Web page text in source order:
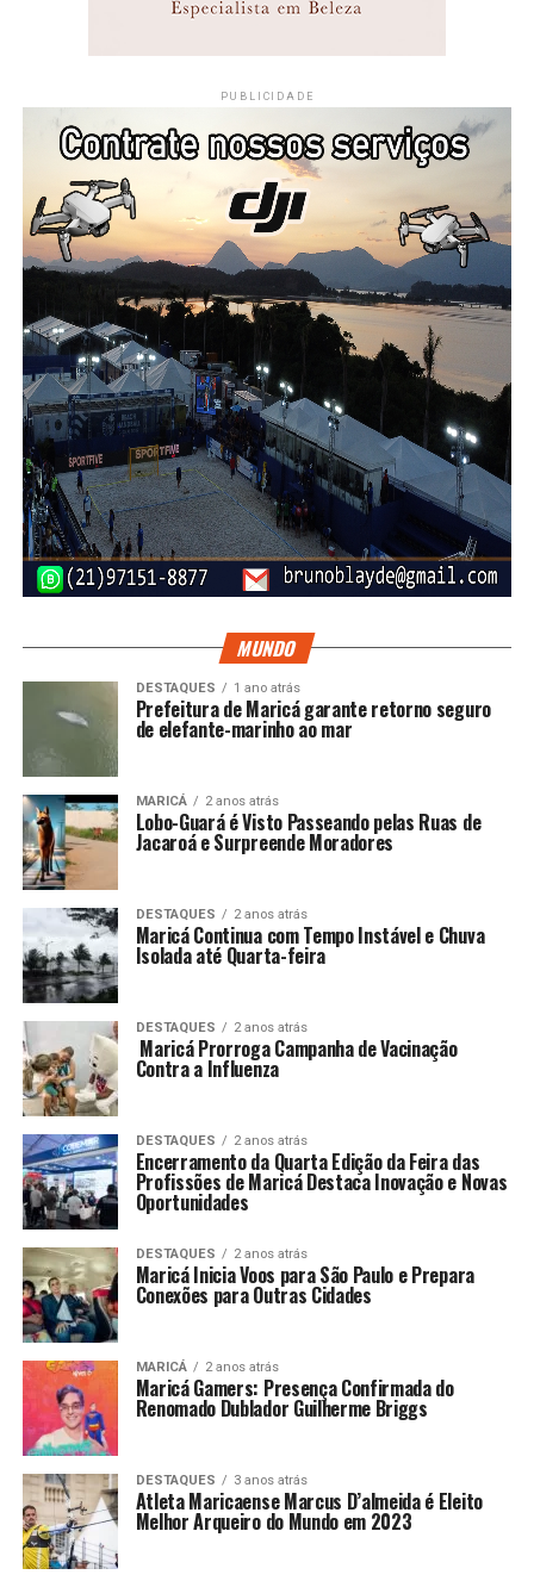
PUBLICIDADE
MUNDO
DESTAQUES 1 ano atrás
Prefeitura de Maricá garante retorno seguro
de elefante-marinho ao mar
MARICÁ 2 anos atrás
Lobo-Guará é Visto Passeando pelas Ruas de
Jacaroá e Surpreende Moradores
DESTAQUES 2 anos atrás
Maricá Continua com Tempo Instável e Chuva
Isolada até Quarta-feira
DESTAQUES 2 anos atrás
Maricá Prorroga Campanha de Vacinação
Contra a Influenza
DESTAQUES 2 anos atrás
Encerramento da Quarta Edição da Feira das
Profissões de Maricá Destaca Inovação e Novas
Oportunidades
DESTAQUES 2 anos atrás
Maricá Inicia Voos para São Paulo e Prepara
Conexões para Outras Cidades
MARICÁ 2 anos atrás
Maricá Gamers: Presença Confirmada do
Renomado Dublador Guilherme Briggs
DESTAQUES 3 anos atrás
Atleta Maricaense Marcus D’almeida é Eleito
Melhor Arqueiro do Mundo em 2023